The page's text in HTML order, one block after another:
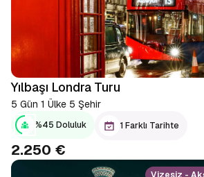
Yılbaşı Londra Turu
5 Gün 1 Ülke 5 Şehir
%45 Doluluk 1 Farklı Tarihte
2.250 €